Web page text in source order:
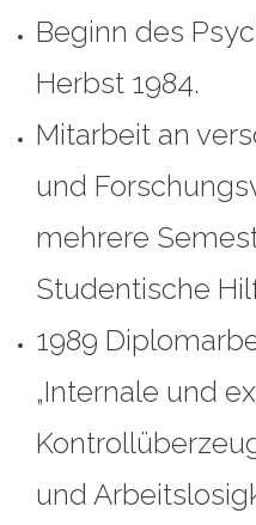
Beginn des
Herbst 1984.
Mitarbeit an
und
mehrere
Studentische
1989
„Internale und
und